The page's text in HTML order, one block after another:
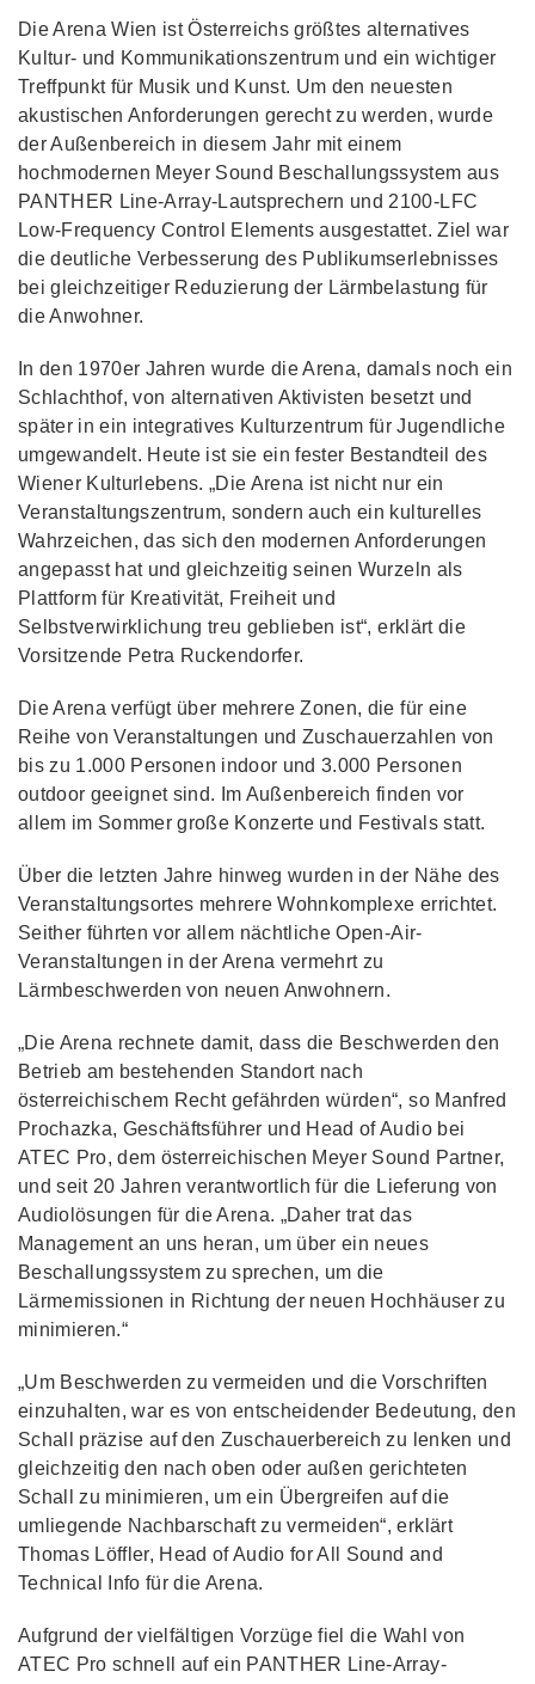
Die Arena Wien ist Österreichs größtes alternatives
Kultur- und Kommunikationszentrum und ein wichtiger
Treffpunkt für Musik und Kunst. Um den neuesten
akustischen Anforderungen gerecht zu werden, wurde
der Außenbereich in diesem Jahr mit einem
hochmodernen Meyer Sound Beschallungssystem aus
PANTHER Line-Array-Lautsprechern und 2100-LFC
Low-Frequency Control Elements ausgestattet. Ziel war
die deutliche Verbesserung des Publikumserlebnisses
bei gleichzeitiger Reduzierung der Lärmbelastung für
die Anwohner.
In den 1970er Jahren wurde die Arena, damals noch ein
Schlachthof, von alternativen Aktivisten besetzt und
später in ein integratives Kulturzentrum für Jugendliche
umgewandelt. Heute ist sie ein fester Bestandteil des
Wiener Kulturlebens. „Die Arena ist nicht nur ein
Veranstaltungszentrum, sondern auch ein kulturelles
Wahrzeichen, das sich den modernen Anforderungen
angepasst hat und gleichzeitig seinen Wurzeln als
Plattform für Kreativität, Freiheit und
Selbstverwirklichung treu geblieben ist“, erklärt die
Vorsitzende Petra Ruckendorfer.
Die Arena verfügt über mehrere Zonen, die für eine
Reihe von Veranstaltungen und Zuschauerzahlen von
bis zu 1.000 Personen indoor und 3.000 Personen
outdoor geeignet sind. Im Außenbereich finden vor
allem im Sommer große Konzerte und Festivals statt.
Über die letzten Jahre hinweg wurden in der Nähe des
Veranstaltungsortes mehrere Wohnkomplexe errichtet.
Seither führten vor allem nächtliche Open-Air-
Veranstaltungen in der Arena vermehrt zu
Lärmbeschwerden von neuen Anwohnern.
„Die Arena rechnete damit, dass die Beschwerden den
Betrieb am bestehenden Standort nach
österreichischem Recht gefährden würden“, so Manfred
Prochazka, Geschäftsführer und Head of Audio bei
ATEC Pro, dem österreichischen Meyer Sound Partner,
und seit 20 Jahren verantwortlich für die Lieferung von
Audiolösungen für die Arena. „Daher trat das
Management an uns heran, um über ein neues
Beschallungssystem zu sprechen, um die
Lärmemissionen in Richtung der neuen Hochhäuser zu
minimieren.“
„Um Beschwerden zu vermeiden und die Vorschriften
einzuhalten, war es von entscheidender Bedeutung, den
Schall präzise auf den Zuschauerbereich zu lenken und
gleichzeitig den nach oben oder außen gerichteten
Schall zu minimieren, um ein Übergreifen auf die
umliegende Nachbarschaft zu vermeiden“, erklärt
Thomas Löffler, Head of Audio for All Sound and
Technical Info für die Arena.
Aufgrund der vielfältigen Vorzüge fiel die Wahl von
ATEC Pro schnell auf ein PANTHER Line-Array-